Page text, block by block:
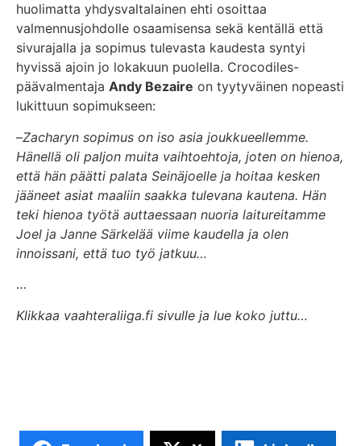
huolimatta yhdysvaltalainen ehti osoittaa
valmennusjohdolle osaamisensa sekä kentällä että
sivurajalla ja sopimus tulevasta kaudesta syntyi
hyvissä ajoin jo lokakuun puolella. Crocodiles-
päävalmentaja Andy Bezaire on tyytyväinen nopeasti
lukittuun sopimukseen:
–Zacharyn sopimus on iso asia joukkueellemme.
Hänellä oli paljon muita vaihtoehtoja, joten on hienoa,
että hän päätti palata Seinäjoelle ja hoitaa kesken
jääneet asiat maaliin saakka tulevana kautena. Hän
teki hienoa työtä auttaessaan nuoria laitureitamme
Joel ja Janne Särkelää viime kaudella ja olen
innoissani, että tuo työ jatkuu…
…
Klikkaa vaahteraliiga.fi sivulle ja lue koko juttu…